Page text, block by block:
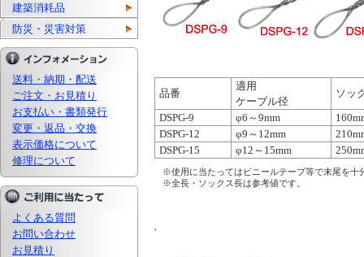
建築消耗品
防災・災害対策
送料・納期・配送
ご注文・お見積り
お支払い・書類発行
変更・返品・交換
表示価格について
修理について
よくある質問
お問い合わせ
お見積り
品番
適用
ケーブル径
ソッ
DSPG-9
φ6～9mm
DSPG-12
φ9～12mm
DSPG-15
φ12～15mm
※使用に当たってはビニールテープ等で末尾を十
※全長・ソックス長は参考値です。
'